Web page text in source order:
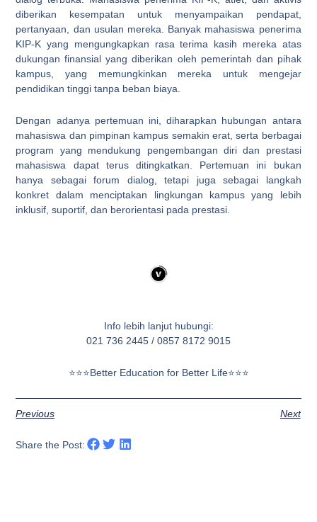
diberikan kesempatan untuk menyampaikan pendapat,
pertanyaan, dan usulan mereka. Banyak mahasiswa penerima
KIP-K yang mengungkapkan rasa terima kasih mereka atas
dukungan finansial yang diberikan oleh pemerintah dan pihak
kampus, yang memungkinkan mereka untuk mengejar
pendidikan tinggi tanpa beban biaya.
Dengan adanya pertemuan ini, diharapkan hubungan antara
mahasiswa dan pimpinan kampus semakin erat, serta berbagai
program yang mendukung pengembangan diri dan prestasi
mahasiswa dapat terus ditingkatkan. Pertemuan ini bukan
hanya sebagai forum dialog, tetapi juga sebagai langkah
konkret dalam menciptakan lingkungan kampus yang lebih
inklusif, suportif, dan berorientasi pada prestasi.
Info lebih lanjut hubungi:⁣
021 736 2445 / 0857 8172 9015
⭐⭐⭐Better Education for Better Life⭐⭐⭐
Previous Next
Share the Post: